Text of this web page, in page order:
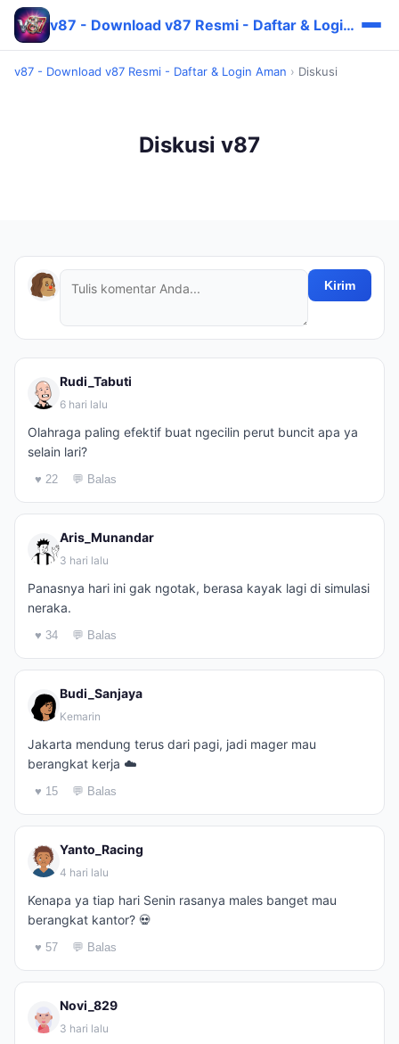
v87 - Download v87 Resmi - Daftar & Login Aman
v87 - Download v87 Resmi - Daftar & Login Aman › Diskusi
Diskusi v87
Kirim
Rudi_Tabuti
6 hari lalu
Olahraga paling efektif buat ngecilin perut buncit apa ya
selain lari?
♥ 22 💬 Balas
Aris_Munandar
3 hari lalu
Panasnya hari ini gak ngotak, berasa kayak lagi di simulasi
neraka.
♥ 34 💬 Balas
Budi_Sanjaya
Kemarin
Jakarta mendung terus dari pagi, jadi mager mau
berangkat kerja ☁️
♥ 15 💬 Balas
Yanto_Racing
4 hari lalu
Kenapa ya tiap hari Senin rasanya males banget mau
berangkat kantor? 💀
♥ 57 💬 Balas
Novi_829
3 hari lalu